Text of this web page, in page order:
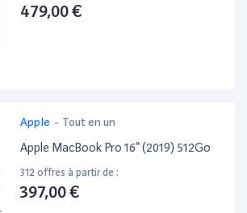
479,00 €
Apple - Tout en un
Apple MacBook Pro 16” (2019) 512Go
312 offres à partir de :
397,00 €